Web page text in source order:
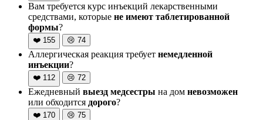
Вам требуется курс инъекций лекарственными
средствами, которые не имеют таблетированной
формы?
❤️ 155 😢 74
Аллергическая реакция требует немедленной
инъекции?
❤️ 112 😢 72
Ежедневный выезд медсестры на дом невозможен
или обходится дорого?
❤️ 170 😢 75